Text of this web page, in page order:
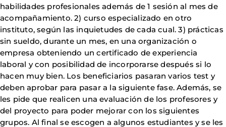
habilidades profesionales además de 1 sesión al mes de
acompañamiento. 2) curso especializado en otro
instituto, según las inquietudes de cada cual. 3) prácticas
sin sueldo, durante un mes, en una organización o
empresa obteniendo un certificado de experiencia
laboral y con posibilidad de incorporarse después si lo
hacen muy bien. Los beneficiarios pasaran varios test y
deben aprobar para pasar a la siguiente fase. Además, se
les pide que realicen una evaluación de los profesores y
del proyecto para poder mejorar con los siguientes
grupos. Al final se escogen a algunos estudiantes y se les